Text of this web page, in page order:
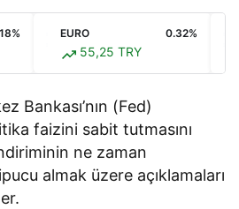
EURO 0.32%
55,25 TRY
Bankası’nın (Fed)
faizini sabit tutmasını
ne zaman
almak üzere açıklamaları